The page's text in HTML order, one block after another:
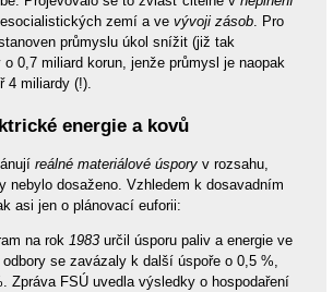
zemí a ve vývoji zásob. Pro
průmyslu úkol snížit (již tak
o 0,7 miliard korun, jenže průmysl je naopak
4 miliardy (!).
energie a kovů
reálné materiálové úsporyv rozsahu,
nebylo dosaženo. Vzhledem k dosavadním
asi jen o plánovací euforii:
na rok 1983určil úsporu paliv a energie ve
se zavázaly k další úspoře o 0,5 %,
Zpráva FSÚ uvedla výsledky o hospodaření